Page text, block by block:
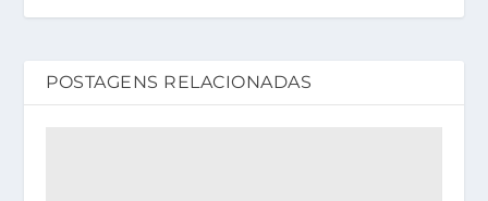
POSTAGENS RELACIONADAS